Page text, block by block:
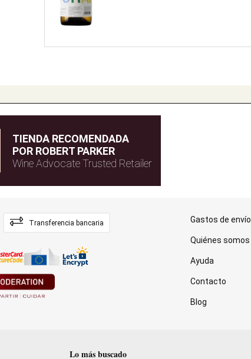
TIENDA RECOMENDADA
POR ROBERT PARKER
Wine Advocate Trusted Retailer
Transferencia bancaria Gastos de envío
Quiénes somos
Ayuda
Contacto
Blog
Lo más buscado